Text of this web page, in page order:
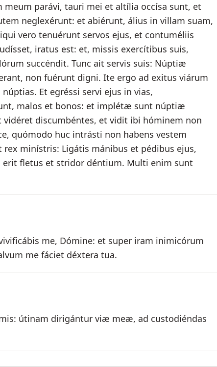
meum parávi, tauri mei et altília occísa sunt, et
neglexérunt: et abiérunt, álius in villam suam,
vero tenuérunt servos ejus, et contuméliis
iratus est: et, missis exercítibus suis,
succéndit. Tunc ait servis suis: Núptiæ
non fuérunt digni. Ite ergo ad exitus viárum
Et egréssi servi ejus in vias,
malos et bonos: et implétæ sunt núptiæ
discumbéntes, et vidit ibi hóminem non
quómodo huc intrásti non habens vestem
minístris: Ligátis mánibus et pédibus ejus,
fletus et stridor déntium. Multi enim sunt
me, Dómine: et super iram inimicórum
me fáciet déxtera tua.
útinam dirigántur viæ meæ, ad custodiéndas